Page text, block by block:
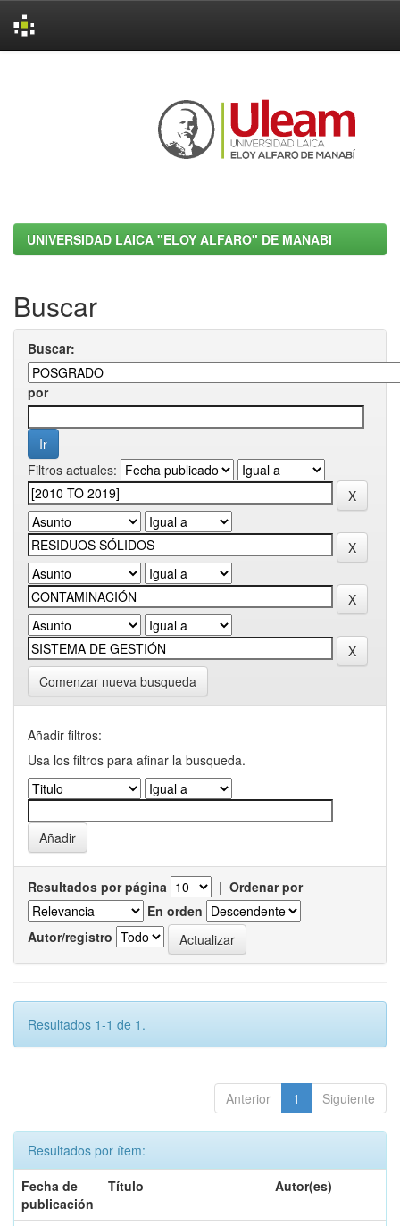
UNIVERSIDAD LAICA "ELOY ALFARO" DE MANABI
Buscar
Buscar:
por
Filtros actuales:
Comenzar nueva busqueda
Añadir filtros:
Usa los filtros para afinar la busqueda.
Resultados por página | Ordenar por
En orden
Autor/registro
Resultados 1-1 de 1.
Anterior 1 Siguiente
Resultados por ítem:
Fecha de
publicación
Título Autor(es)